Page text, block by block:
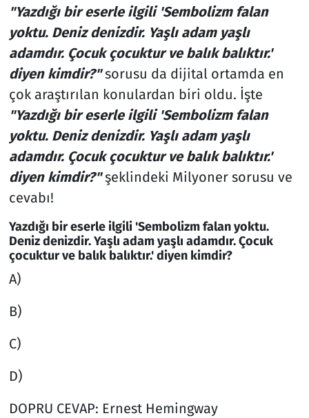
"Yazdığı bir eserle ilgili 'Sembolizm falan
yoktu. Deniz denizdir. Yaşlı adam yaşlı
adamdır. Çocuk çocuktur ve balık balıktır.'
diyen kimdir?"sorusu da dijital ortamda en
çok araştırılan konulardan biri oldu. İşte
"Yazdığı bir eserle ilgili 'Sembolizm falan
yoktu. Deniz denizdir. Yaşlı adam yaşlı
adamdır. Çocuk çocuktur ve balık balıktır.'
diyen kimdir?"şeklindeki Milyoner sorusu ve
cevabı!
Yazdığı bir eserle ilgili 'Sembolizm falan yoktu.
Deniz denizdir. Yaşlı adam yaşlı adamdır. Çocuk
çocuktur ve balık balıktır.' diyen kimdir?
A)
B)
C)
D)
DOPRU CEVAP: Ernest Hemingway